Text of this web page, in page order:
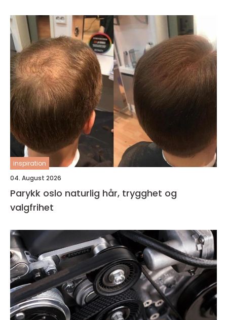
inspiration
04. August 2026
Parykk oslo naturlig hår, trygghet og
valgfrihet